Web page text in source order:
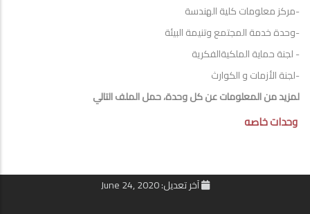
-مركز معلومات كلية الهندسة
-وحدة خدمة المجتمع وتنيمة البيئة
- لجنة حماية الملكيةالفكرية
-لجنة الأزمات و الكوارث
لمزيد من المعلومات عن كل وحدة، حمل الملف التالي
وحدات خاصه
آخر تعديل: June 24, 2020